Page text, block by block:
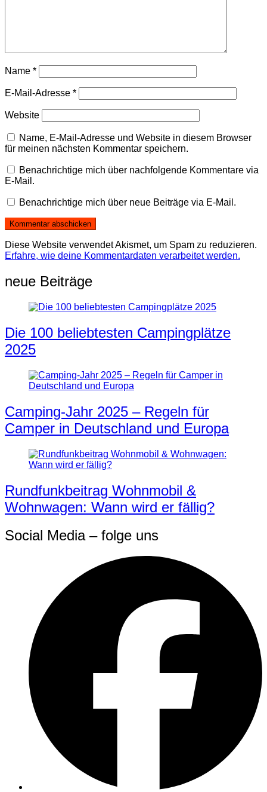
Name *
E-Mail-Adresse *
Website
Name, E-Mail-Adresse und Website in diesem Browser
für meinen nächsten Kommentar speichern.
Benachrichtige mich über nachfolgende Kommentare via
E-Mail.
Benachrichtige mich über neue Beiträge via E-Mail.
Diese Website verwendet Akismet, um Spam zu reduzieren.
Erfahre, wie deine Kommentardaten verarbeitet werden.
neue Beiträge
Die 100 beliebtesten Campingplätze
2025
Camping-Jahr 2025 – Regeln für
Camper in Deutschland und Europa
Rundfunkbeitrag Wohnmobil &
Wohnwagen: Wann wird er fällig?
Social Media – folge uns